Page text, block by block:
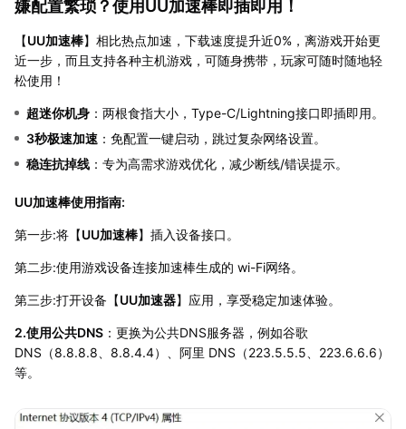
嫌配置繁琐？使用UU加速棒即插即用！
【UU加速棒】相比热点加速，下载速度提升近0%，离游戏开始更
近一步，而且支持各种主机游戏，可随身携带，玩家可随时随地轻
松使用！
超迷你机身 ：两根食指大小，Type-C/Lightning接口即插即用。
3秒极速加速 ：免配置一键启动，跳过复杂网络设置。
稳连抗掉线 ：专为高需求游戏优化，减少断线/错误提示。
UU加速棒使用指南:
第一步:将【UU加速棒】插入设备接口。
第二步:使用游戏设备连接加速棒生成的 wi-Fi网络。
第三步:打开设备【UU加速器】应用，享受稳定加速体验。
2.使用公共DNS ：更换为公共DNS服务器，例如谷歌
DNS（8.8.8.8、8.8.4.4）、阿里 DNS（223.5.5.5、223.6.6.6）
等。